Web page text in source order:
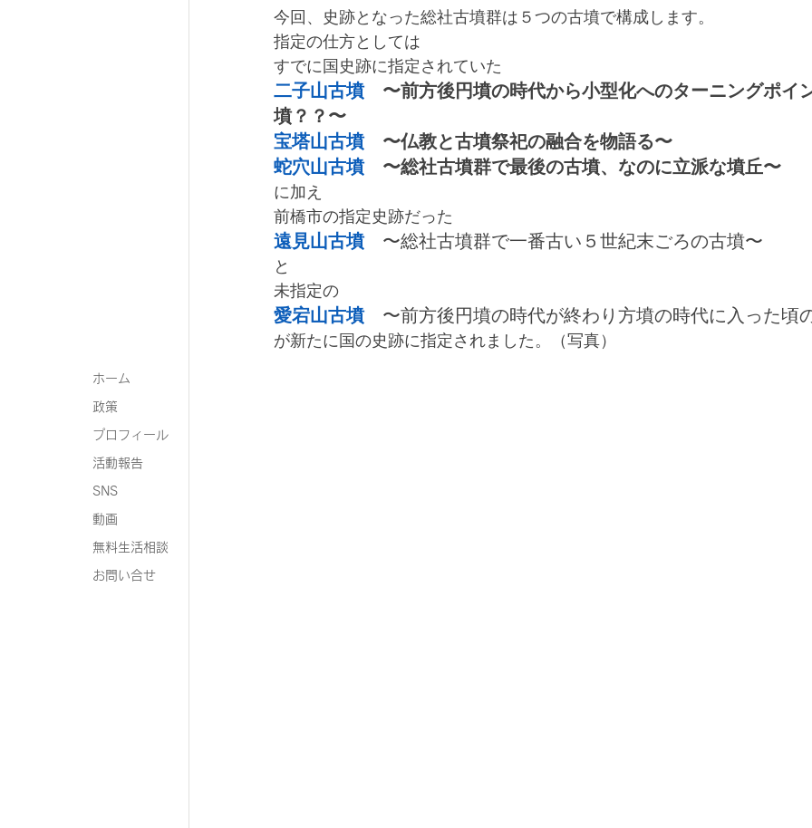
ホーム
政策
プロフィール
活動報告
SNS
動画
無料生活相談
お問い合せ
今回、史跡となった総社古墳群は５つの古墳で構成します。
指定の仕方としては
すでに国史跡に指定されていた
二子山古墳 〜前方後円墳の時代から小型化へのターニングポイ
墳？？〜
宝塔山古墳 〜仏教と古墳祭祀の融合を物語る〜
蛇穴山古墳 〜総社古墳群で最後の古墳、なのに立派な墳丘〜
に加え
前橋市の指定史跡だった
遠見山古墳 〜総社古墳群で一番古い５世紀末ごろの古墳〜
と
未指定の
愛宕山古墳 〜前方後円墳の時代が終わり方墳の時代に入った頃
が新たに国の史跡に指定されました。（写真）